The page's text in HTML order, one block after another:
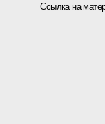
Ссылка на